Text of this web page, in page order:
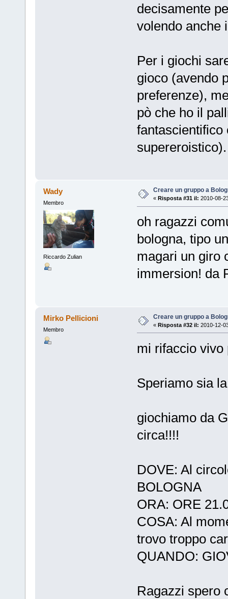
decisamente
volendo anche
Per i giochi
gioco (avendo
preferenze),
pò che ho il
fantascientifico
supereroistico).
Wady
Membro
Riccardo Zulian
Creare un gruppo a
« Risposta #31 il: 2010-08-
oh ragazzi
bologna, tipo
magari un giro
immersion! da
Mirko Pellicioni
Membro
Creare un gruppo a
« Risposta #32 il: 2010-12-
mi rifaccio vivo
Speriamo sia
giochiamo da
circa!!!!
DOVE: Al
BOLOGNA
ORA: ORE
COSA: Al
trovo troppo
QUANDO:
Ragazzi spero